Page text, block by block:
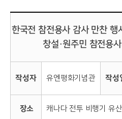
한국전 참전용사 감사 만찬
창설·원주민 참전용
작성자 유엔평화기념관 작성
장소 캐나다 전투 비행기 유